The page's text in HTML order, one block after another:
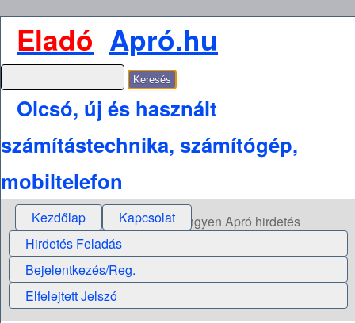
Eladó Apró.hu
Olcsó, új és használt
számítástechnika, számítógép,
mobiltelefon
Kezdőlap Kapcsolat
Ingyen Apró hirdetés
Hirdetés Feladás
Bejelentkezés/Reg.
Elfelejtett Jelszó